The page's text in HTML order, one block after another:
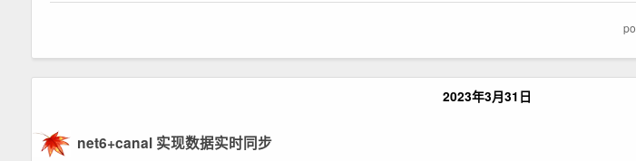
2023年3月31日
net6+canal 实现数据实时同步